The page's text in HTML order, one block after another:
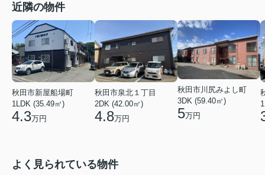
近隣の物件
秋田市新屋船場町
1LDK (35.49㎡)
4.3万円
秋田市泉北１丁目
2DK (42.00㎡)
4.8万円
秋田市川尻みよし町
3DK (59.40㎡)
5万円
よく見られている物件